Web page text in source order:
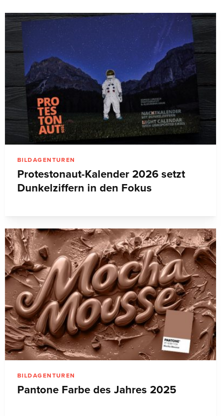
BILDAGENTUREN
Protestonaut-Kalender 2026 setzt
Dunkelziffern in den Fokus
BILDAGENTUREN
Pantone Farbe des Jahres 2025